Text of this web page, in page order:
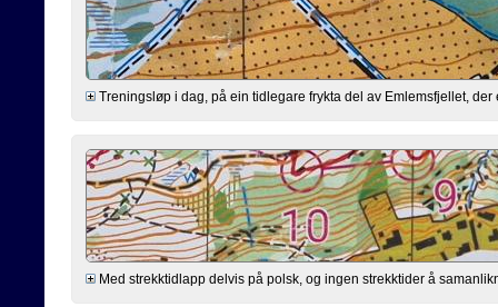
Treningsløp i dag, på ein tidlegare frykta del av Emlemsfjellet,
Med strekktidlapp delvis på polsk, og ingen strekktider å